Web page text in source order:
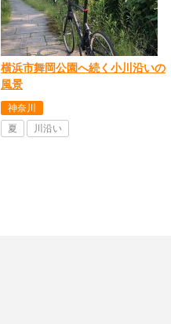
横浜市舞岡公園へ続く小川沿いの
風景
神奈川
夏
川沿い